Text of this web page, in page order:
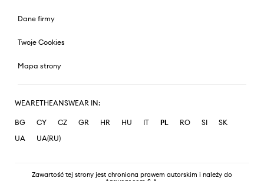
Dane firmy
Twoje Cookies
Mapa strony
WEARETHEANSWEAR IN:
BG CY CZ GR HR HU IT PL RO SI
SK
UA
UA(RU)
Zawartość tej strony jest chroniona prawem autorskim i należy do